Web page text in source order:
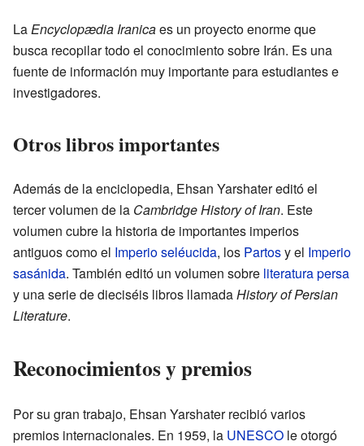
LaEncyclopædia Iranicaes un proyecto enorme que
busca recopilar todo el conocimiento sobre Irán. Es una
fuente de información muy importante para estudiantes e
investigadores.
Otros libros importantes
Además de la enciclopedia, Ehsan Yarshater editó el
tercer volumen de la Cambridge History of Iran. Este
volumen cubre la historia de importantes imperios
antiguos como el Imperio seléucida, los Partosy el Imperio
sasánida. También editó un volumen sobre literatura persa
y una serie de dieciséis libros llamadaHistory of Persian
Literature.
Reconocimientos y premios
Por su gran trabajo, Ehsan Yarshater recibió varios
premios internacionales. En 1959, la UNESCO le otorgó